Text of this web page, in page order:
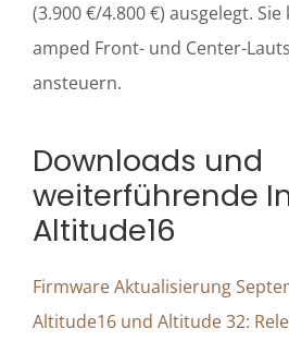
(3.900 €/4.800 €) ausgelegt.
amped Front- und Center-
ansteuern.
Downloads und
weiterführende
Altitude16
Firmware Aktualisierung
Altitude16 und Altitude 32: